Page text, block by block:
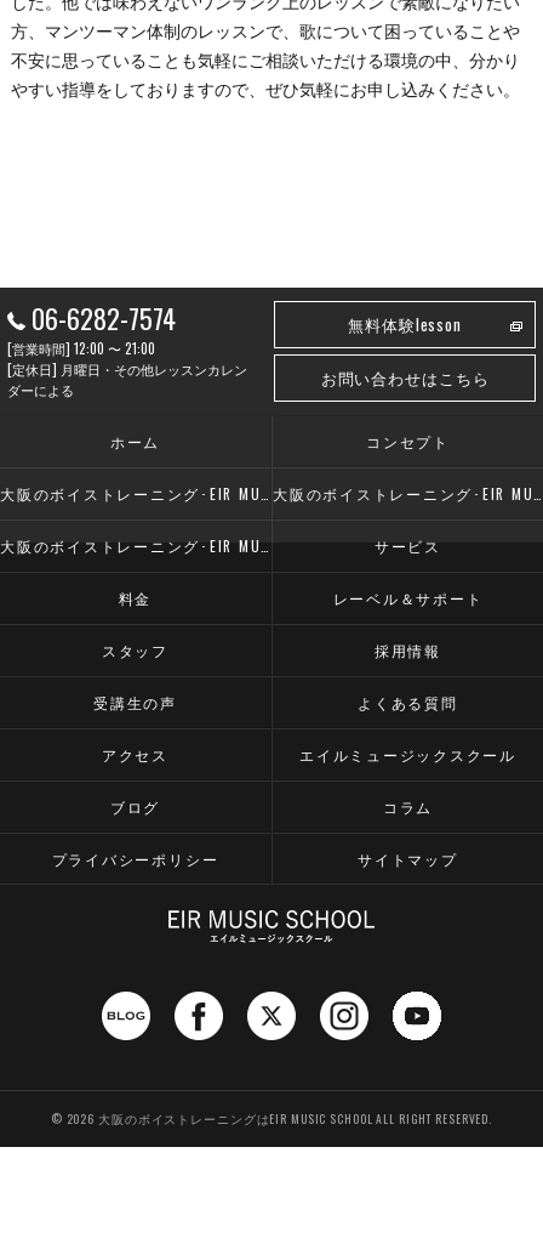
方、マンツーマン体制のレッスンで、歌について困っていることや
不安に思っていることも気軽にご相談いただける環境の中、分かり
やすい指導をしておりますので、ぜひ気軽にお申し込みください。
06-6282-7574
[営業時間] 12:00 〜 21:00
[定休日] 月曜日・その他レッスンカレン
ダーによる
無料体験lesson
お問い合わせはこちら
ホーム コンセプト
サービス
料金 レーベル＆サポート
スタッフ 採用情報
受講生の声 よくある質問
アクセス エイルミュージックスクール
ブログ コラム
プライバシーポリシー サイトマップ
© 2026 大阪のボイストレーニングはEIR MUSIC SCHOOL ALL RIGHT RESERVED.